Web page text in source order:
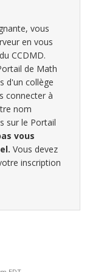
vous
en vous
du CCDMD.
de Math
d'un collège
connecter à
nom
sur le Portail
vous
Vous devez
inscription